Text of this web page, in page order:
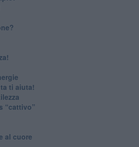
ti aiuta!
“cattivo”
al cuore